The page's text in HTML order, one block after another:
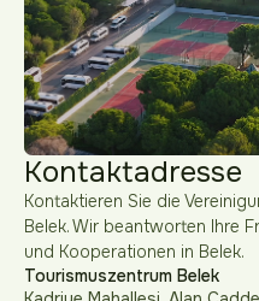
Kontaktadresse
Kontaktieren Sie die
Belek. Wir beantworten Ihre
und Kooperationen in Belek.
Tourismuszentrum Belek